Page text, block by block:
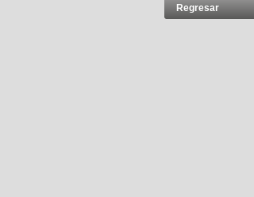
Regresar